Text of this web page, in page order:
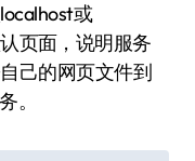
或
页面，说明服务
己的网页文件到
。